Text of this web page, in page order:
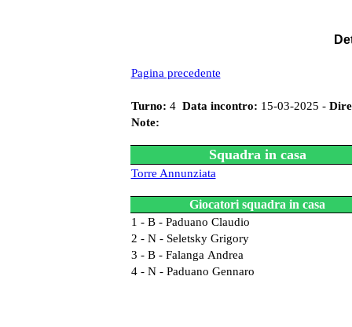
Pagina precedente
Turno: 4 Data incontro: 15-03-2025 -
Note:
Squadra in casa
Torre Annunziata
Giocatori squadra in casa
1 - B - Paduano Claudio
2 - N - Seletsky Grigory
3 - B - Falanga Andrea
4 - N - Paduano Gennaro